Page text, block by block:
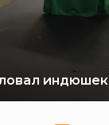
индюшек